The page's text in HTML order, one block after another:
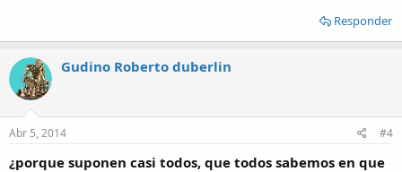
Responder
Gudino Roberto duberlin
Abr 5, 2014 #4
¿porque suponen casi todos, que todos sabemos en que